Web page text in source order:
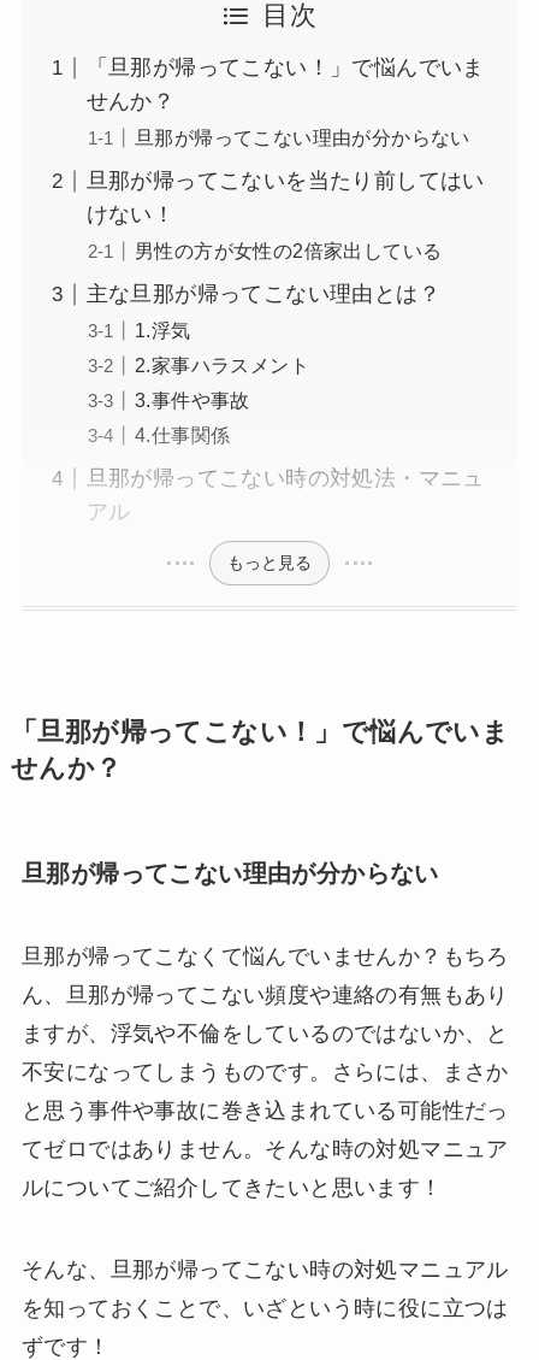
目次
「旦那が帰ってこない！」で悩んでいま
せんか？
旦那が帰ってこない理由が分からない
旦那が帰ってこないを当たり前してはい
けない！
男性の方が女性の2倍家出している
主な旦那が帰ってこない理由とは？
1.浮気
2.家事ハラスメント
3.事件や事故
4.仕事関係
旦那が帰ってこない時の対処法・マニュ
アル
もっと見る
「旦那が帰ってこない！」で悩んでいま
せんか？
旦那が帰ってこない理由が分からない
旦那が帰ってこなくて悩んでいませんか？もちろ
ん、旦那が帰ってこない頻度や連絡の有無もあり
ますが、浮気や不倫をしているのではないか、と
不安になってしまうものです。さらには、まさか
と思う事件や事故に巻き込まれている可能性だっ
てゼロではありません。そんな時の対処マニュア
ルについてご紹介してきたいと思います！
そんな、旦那が帰ってこない時の対処マニュアル
を知っておくことで、いざという時に役に立つは
ずです！